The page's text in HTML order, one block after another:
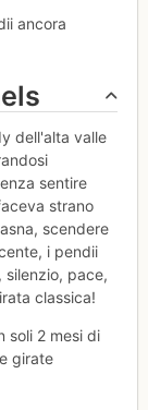
ancora
dell'alta valle
sentire
strano
scendere
i pendii
silenzio, pace,
classica!
soli 2 mesi di
girate